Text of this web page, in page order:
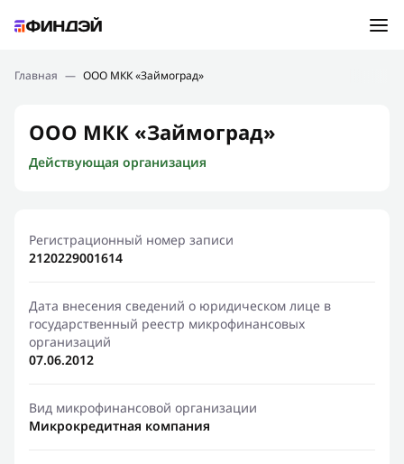
Подбор займа
Новости
Финансовое просвещение
Главная — ООО МКК «Займоград»
ООО МКК «Займоград»
Действующая организация
Регистрационный номер записи
2120229001614
Дата внесения сведений о юридическом лице в
государственный реестр микрофинансовых
организаций
07.06.2012
Вид микрофинансовой организации
Микрокредитная компания
Ошибка:Контактная форма не найдена.
Спасибо, что написали нам
Мы свяжемся с Вами в ближайшее время и сообщим
результат
Отправить новый запрос